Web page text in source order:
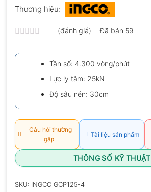
Thương hiệu:
xếp
hạng
0.0
5
sao
(đánh giá) Đã bán 59
Tần số: 4.300 vòng/phút
Lực ly tâm: 25kN
Độ sâu nén: 30cm
Câu hỏi thường
gặp
Tài liệu sản phẩm
THÔNG SỐ KỸ THUẬT
SKU: INGCO GCP125-4